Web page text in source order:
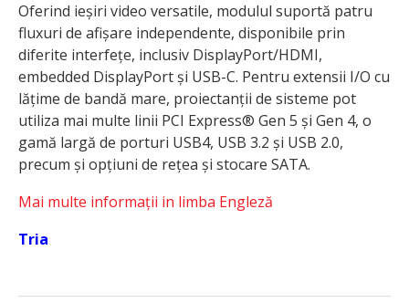
Oferind ieșiri video versatile, modulul suportă patru
fluxuri de afișare independente, disponibile prin
diferite interfețe, inclusiv DisplayPort/HDMI,
embedded DisplayPort și USB-C. Pentru extensii I/O cu
lățime de bandă mare, proiectanții de sisteme pot
utiliza mai multe linii PCI Express® Gen 5 și Gen 4, o
gamă largă de porturi USB4, USB 3.2 și USB 2.0,
precum și opțiuni de rețea și stocare SATA.
Mai multe informații in limba Engleză
Tria